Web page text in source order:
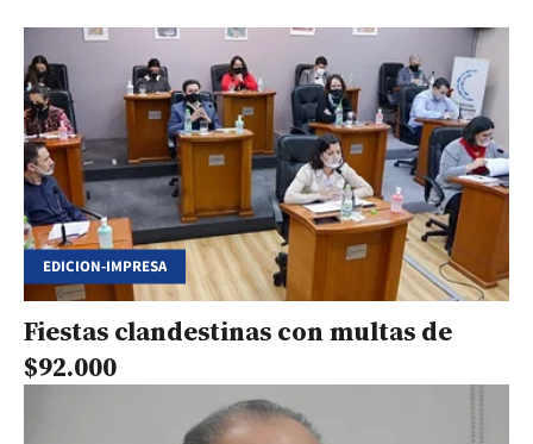
EDICION-IMPRESA
Fiestas clandestinas con multas de
$92.000